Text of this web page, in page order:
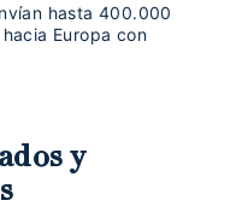
hasta 400.000
Europa con
y